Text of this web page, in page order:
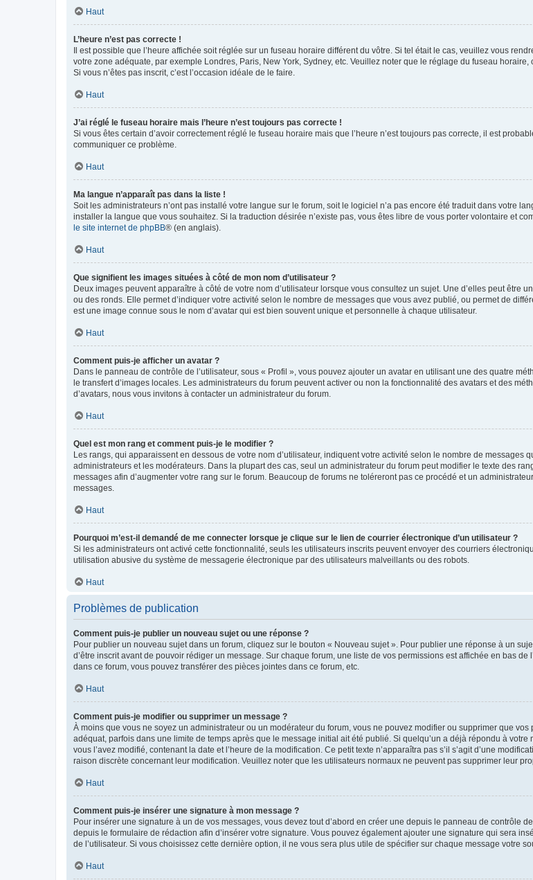
Haut
L’heure n’est pas correcte !
Il est possible que l’heure affichée soit réglée sur un fuseau horaire différent du vôtre. Si tel était le cas, veuillez vous
votre zone adéquate, par exemple Londres, Paris, New York, Sydney, etc. Veuillez noter que le réglage du fuseau
Si vous n’êtes pas inscrit, c’est l’occasion idéale de le faire.
Haut
J’ai réglé le fuseau horaire mais l’heure n’est toujours pas correcte !
Si vous êtes certain d’avoir correctement réglé le fuseau horaire mais que l’heure n’est toujours pas correcte, il est
communiquer ce problème.
Haut
Ma langue n’apparaît pas dans la liste !
Soit les administrateurs n’ont pas installé votre langue sur le forum, soit le logiciel n’a pas encore été traduit dans votre
installer la langue que vous souhaitez. Si la traduction désirée n’existe pas, vous êtes libre de vous porter volontaire et
le site internet de phpBB® (en anglais).
Haut
Que signifient les images situées à côté de mon nom d’utilisateur ?
Deux images peuvent apparaître à côté de votre nom d’utilisateur lorsque vous consultez un sujet. Une d’elles peut
ou des ronds. Elle permet d’indiquer votre activité selon le nombre de messages que vous avez publié, ou permet de
est une image connue sous le nom d’avatar qui est bien souvent unique et personnelle à chaque utilisateur.
Haut
Comment puis-je afficher un avatar ?
Dans le panneau de contrôle de l’utilisateur, sous « Profil », vous pouvez ajouter un avatar en utilisant une des quatre
le transfert d’images locales. Les administrateurs du forum peuvent activer ou non la fonctionnalité des avatars et des
d’avatars, nous vous invitons à contacter un administrateur du forum.
Haut
Quel est mon rang et comment puis-je le modifier ?
Les rangs, qui apparaissent en dessous de votre nom d’utilisateur, indiquent votre activité selon le nombre de
administrateurs et les modérateurs. Dans la plupart des cas, seul un administrateur du forum peut modifier le texte des
messages afin d’augmenter votre rang sur le forum. Beaucoup de forums ne toléreront pas ce procédé et un
messages.
Haut
Pourquoi m’est-il demandé de me connecter lorsque je clique sur le lien de courrier électronique d’un utilisateur ?
Si les administrateurs ont activé cette fonctionnalité, seuls les utilisateurs inscrits peuvent envoyer des courriers
utilisation abusive du système de messagerie électronique par des utilisateurs malveillants ou des robots.
Haut
Problèmes de publication
Comment puis-je publier un nouveau sujet ou une réponse ?
Pour publier un nouveau sujet dans un forum, cliquez sur le bouton « Nouveau sujet ». Pour publier une réponse à un
d’être inscrit avant de pouvoir rédiger un message. Sur chaque forum, une liste de vos permissions est affichée en bas
dans ce forum, vous pouvez transférer des pièces jointes dans ce forum, etc.
Haut
Comment puis-je modifier ou supprimer un message ?
À moins que vous ne soyez un administrateur ou un modérateur du forum, vous ne pouvez modifier ou supprimer que
adéquat, parfois dans une limite de temps après que le message initial ait été publié. Si quelqu’un a déjà répondu à
vous l’avez modifié, contenant la date et l’heure de la modification. Ce petit texte n’apparaîtra pas s’il s’agit d’une
raison discrète concernant leur modification. Veuillez noter que les utilisateurs normaux ne peuvent pas supprimer leur
Haut
Comment puis-je insérer une signature à mon message ?
Pour insérer une signature à un de vos messages, vous devez tout d’abord en créer une depuis le panneau de contrôle
depuis le formulaire de rédaction afin d’insérer votre signature. Vous pouvez également ajouter une signature qui sera
de l’utilisateur. Si vous choisissez cette dernière option, il ne vous sera plus utile de spécifier sur chaque message votre
Haut